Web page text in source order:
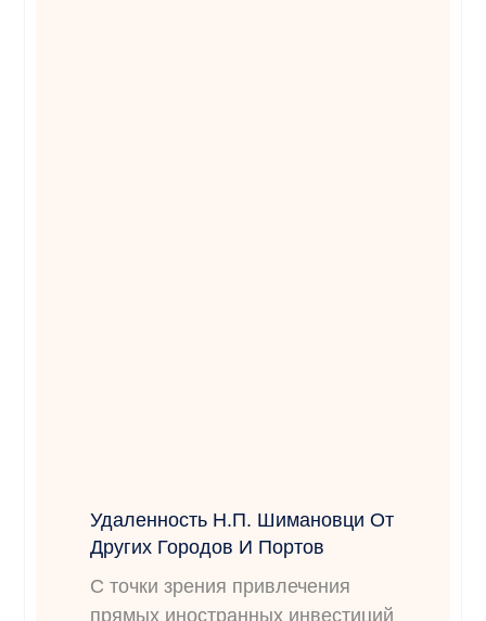
Удаленность Н.п. Шимановци От
Других Городов И Портов
С точки зрения привлечения
прямых иностранных инвестиций